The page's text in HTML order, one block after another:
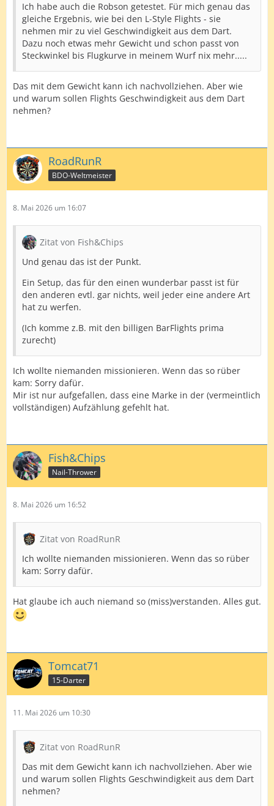
Ich habe auch die Robson getestet. Für mich genau das
gleiche Ergebnis, wie bei den L-Style Flights - sie
nehmen mir zu viel Geschwindigkeit aus dem Dart.
Dazu noch etwas mehr Gewicht und schon passt von
Steckwinkel bis Flugkurve in meinem Wurf nix mehr.....
Das mit dem Gewicht kann ich nachvollziehen. Aber wie
und warum sollen Flights Geschwindigkeit aus dem Dart
nehmen?
RoadRunR
BDO-Weltmeister
8. Mai 2026 um 16:07
Zitat von Fish&Chips
Und genau das ist der Punkt.
Ein Setup, das für den einen wunderbar passt ist für
den anderen evtl. gar nichts, weil jeder eine andere Art
hat zu werfen.
(Ich komme z.B. mit den billigen BarFlights prima
zurecht)
Ich wollte niemanden missionieren. Wenn das so rüber
kam: Sorry dafür.
Mir ist nur aufgefallen, dass eine Marke in der (vermeintlich
vollständigen) Aufzählung gefehlt hat.
Fish&Chips
Nail-Thrower
8. Mai 2026 um 16:52
Zitat von RoadRunR
Ich wollte niemanden missionieren. Wenn das so rüber
kam: Sorry dafür.
Hat glaube ich auch niemand so (miss)verstanden. Alles gut.
Tomcat71
15-Darter
11. Mai 2026 um 10:30
Zitat von RoadRunR
Das mit dem Gewicht kann ich nachvollziehen. Aber wie
und warum sollen Flights Geschwindigkeit aus dem Dart
nehmen?